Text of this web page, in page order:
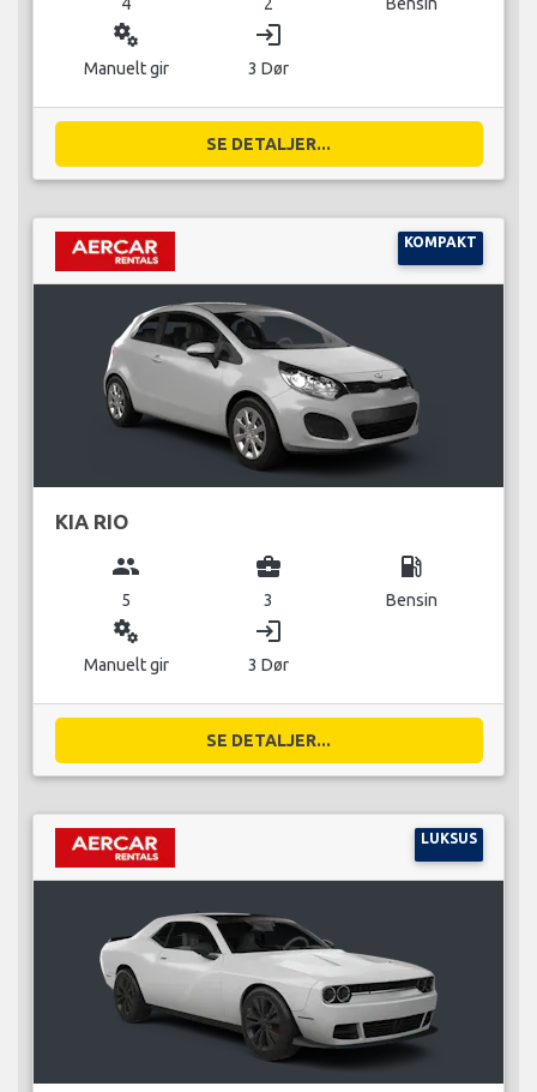
miscellaneous_services
Manuelt gir
login
3 Dør
SE DETALJER...
KOMPAKT
KIA RIO
group
5
business_center
3
local_gas_station
Bensin
miscellaneous_services
Manuelt gir
login
3 Dør
SE DETALJER...
LUKSUS